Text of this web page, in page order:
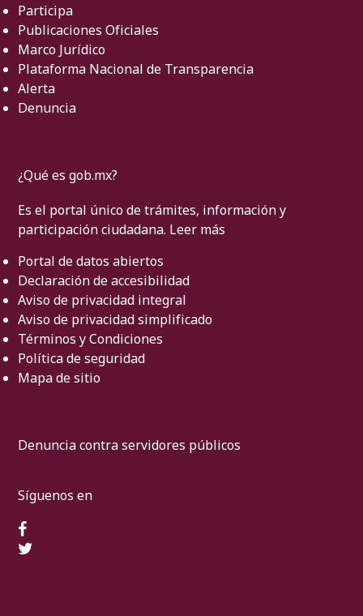
Participa
Publicaciones Oficiales
Marco Jurídico
Plataforma Nacional de Transparencia
Alerta
Denuncia
¿Qué es gob.mx?
Es el portal único de trámites, información y
participación ciudadana. Leer más
Portal de datos abiertos
Declaración de accesibilidad
Aviso de privacidad integral
Aviso de privacidad simplificado
Términos y Condiciones
Política de seguridad
Mapa de sitio
Denuncia contra servidores públicos
Síguenos en